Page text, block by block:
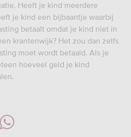
Heeft je kind meerdere
je kind een bijbaantje waarbij
betaalt omdat je kind niet in
krantenwijk? Het zou dan zelfs
moet wordt betaald. Als je
hoeveel geld je kind